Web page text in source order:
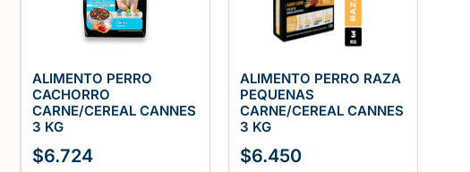
ALIMENTO PERRO
CACHORRO
CARNE/CEREAL CANNES
3 KG
$6.724
ALIMENTO PERRO RAZA
PEQUENAS
CARNE/CEREAL CANNES
3 KG
$6.450